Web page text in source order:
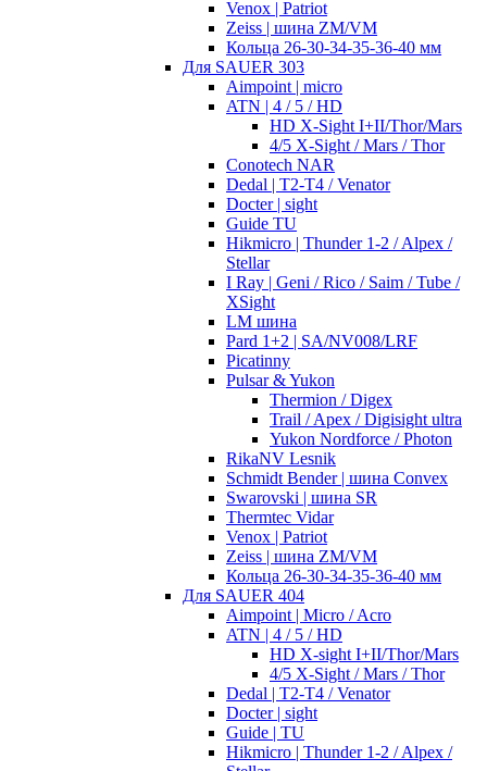
Venox | Patriot
Zeiss | шина ZM/VM
Кольца 26-30-34-35-36-40 мм
Для SAUER 303
Aimpoint | micro
ATN | 4 / 5 / HD
HD X-Sight I+II/Thor/Mars
4/5 X-Sight / Mars / Thor
Conotech NAR
Dedal | T2-T4 / Venator
Docter | sight
Guide TU
Hikmicro | Thunder 1-2 / Alpex /
Stellar
I Ray | Geni / Rico / Saim / Tube /
XSight
LM шина
Pard 1+2 | SA/NV008/LRF
Picatinny
Pulsar & Yukon
Thermion / Digex
Trail / Apex / Digisight ultra
Yukon Nordforce / Photon
RikaNV Lesnik
Schmidt Bender | шина Convex
Swarovski | шина SR
Thermtec Vidar
Venox | Patriot
Zeiss | шина ZM/VM
Кольца 26-30-34-35-36-40 мм
Для SAUER 404
Aimpoint | Micro / Acro
ATN | 4 / 5 / HD
HD X-sight I+II/Thor/Mars
4/5 X-Sight / Mars / Thor
Dedal | T2-T4 / Venator
Docter | sight
Guide | TU
Hikmicro | Thunder 1-2 / Alpex /